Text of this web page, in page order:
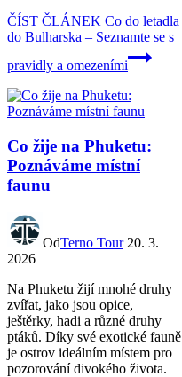
ČÍST ČLÁNEK Co do letadla
do Bulharska – Seznamte se s
pravidly a omezeními
Co žije na Phuketu:
Poznáváme místní
faunu
OdTerno Tour 20. 3.
2026
Na Phuketu žijí mnohé druhy
zvířat, jako jsou opice,
ještěrky, hadi a různé druhy
ptáků. Díky své exotické fauně
je ostrov ideálním místem pro
pozorování divokého života.